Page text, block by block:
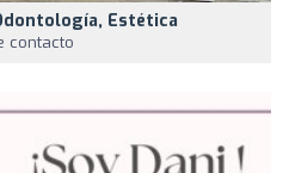
Estética
contacto